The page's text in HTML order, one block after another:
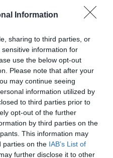
Information
sharing to third parties, or
information for
use the below opt-out
Please note that after your
may continue seeing
information utilized by
to third parties prior to
opt-out of the further
by third parties on the
This information may
parties on the IAB’s List of
further disclose it to other
va mal
à cause de
a la solution et